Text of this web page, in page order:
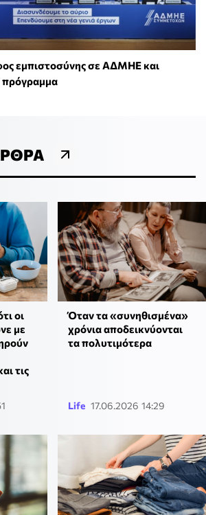
εμπιστοσύνης σε ΑΔΜΗΕ και
πρόγραμμα
οι
με
τις
Όταν τα «συνηθισμένα»
χρόνια αποδεικνύονται
τα πολυτιμότερα
Life 17.06.2026 14:29